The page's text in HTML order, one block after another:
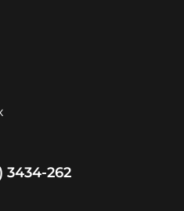
3434-262